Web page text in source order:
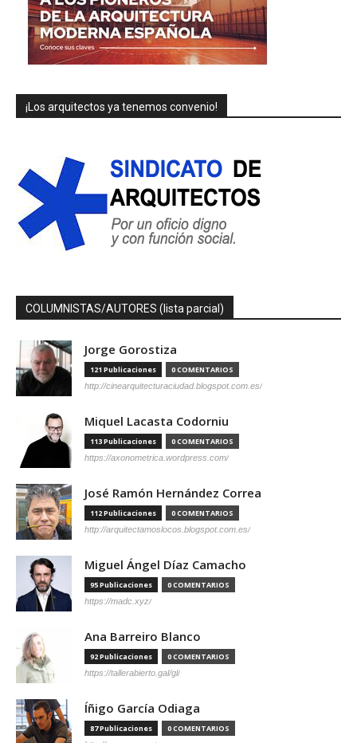
¡Los arquitectos ya tenemos convenio!
COLUMNISTAS/AUTORES (lista parcial)
Jorge Gorostiza
121 Publicaciones 0 COMENTARIOS
http://cinearquitecturaciudad.blogspot.com.es/
Miquel Lacasta Codorniu
113 Publicaciones 0 COMENTARIOS
https://axonometrica.wordpress.com/
José Ramón Hernández Correa
112 Publicaciones 0 COMENTARIOS
http://arquitectamoslocos.blogspot.com.es/
Miguel Ángel Díaz Camacho
95 Publicaciones 0 COMENTARIOS
https://madc.xyz/
Ana Barreiro Blanco
92 Publicaciones 0 COMENTARIOS
https://tallerabierto.gal/gl/
Íñigo García Odiaga
87 Publicaciones 0 COMENTARIOS